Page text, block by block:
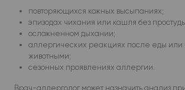
повторяющихся кожных высыпаниях;
эпизодах чихания или кашля без
осложненном дыхании;
аллергических реакциях после еды или
животными;
сезонных проявлениях аллергии.
Врач-аллерголог может назначить анализ